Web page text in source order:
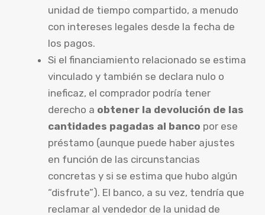
unidad de tiempo compartido, a menudo
con intereses legales desde la fecha de
los pagos.
Si el financiamiento relacionado se estima
vinculado y también se declara nulo o
ineficaz, el comprador podría tener
derecho a obtener la devolución de las
cantidades pagadas al banco por ese
préstamo (aunque puede haber ajustes
en función de las circunstancias
concretas y si se estima que hubo algún
“disfrute”). El banco, a su vez, tendría que
reclamar al vendedor de la unidad de